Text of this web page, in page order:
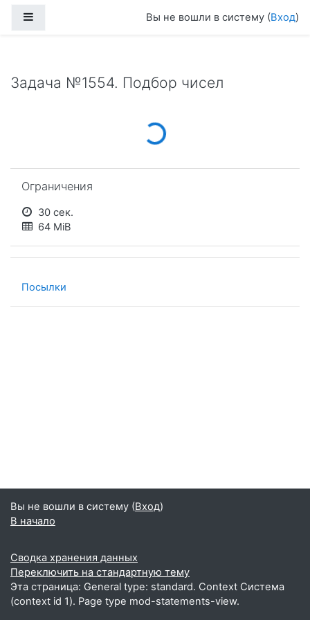
Вы не вошли в систему (Вход)
Задача №1554. Подбор чисел
Loading...
Ограничения
30 сек.
64 MiB
Посылки
Вы не вошли в систему (Вход)
В начало
Сводка хранения данных
Переключить на стандартную тему
Эта страница: General type: standard. Context Система
(context id 1). Page type mod-statements-view.